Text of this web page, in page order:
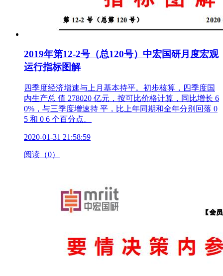
2019年第12-2号（总120号）中宏国研月度宏观
运行指标图解
四季度经济增速与上月基本持平。初步核算，四季度国
内生产总 值 278020 亿元，按可比价格计算，同比增长 6
0%，与三季度增速持 平，比上年同期和全年分别回落 0
5 和 0 6 个百分点。
2020-01-31 21:58:59
阅读（0）